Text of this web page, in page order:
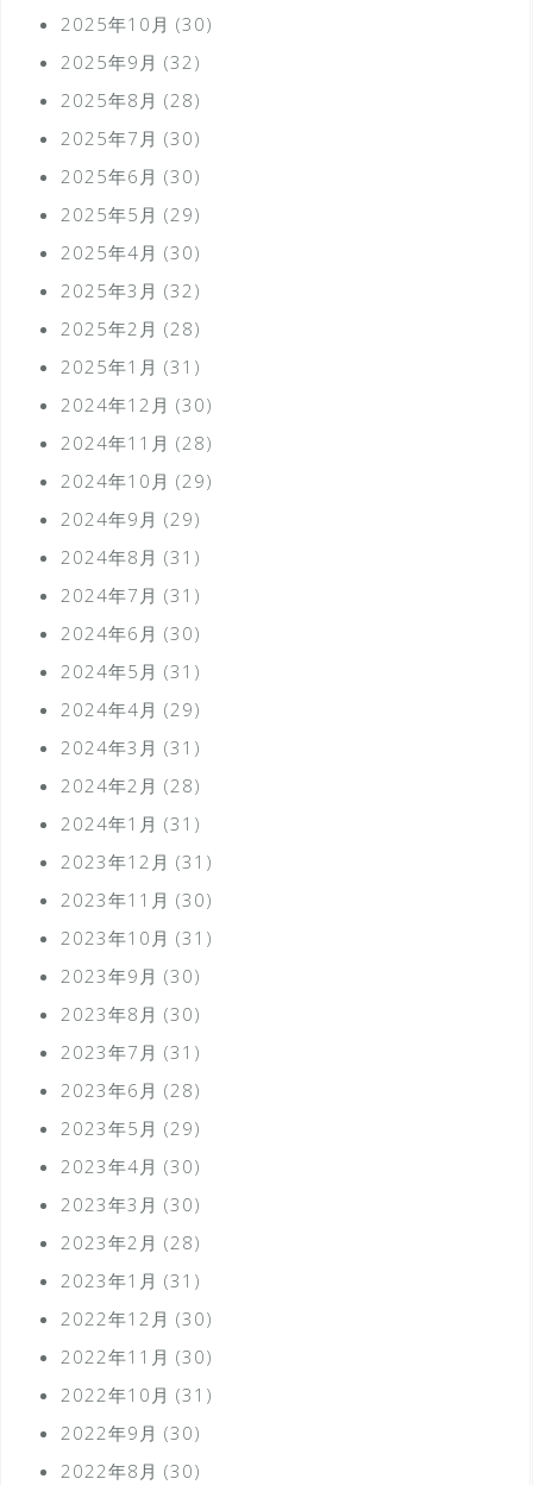
2025年10月 (30)
2025年9月 (32)
2025年8月 (28)
2025年7月 (30)
2025年6月 (30)
2025年5月 (29)
2025年4月 (30)
2025年3月 (32)
2025年2月 (28)
2025年1月 (31)
2024年12月 (30)
2024年11月 (28)
2024年10月 (29)
2024年9月 (29)
2024年8月 (31)
2024年7月 (31)
2024年6月 (30)
2024年5月 (31)
2024年4月 (29)
2024年3月 (31)
2024年2月 (28)
2024年1月 (31)
2023年12月 (31)
2023年11月 (30)
2023年10月 (31)
2023年9月 (30)
2023年8月 (30)
2023年7月 (31)
2023年6月 (28)
2023年5月 (29)
2023年4月 (30)
2023年3月 (30)
2023年2月 (28)
2023年1月 (31)
2022年12月 (30)
2022年11月 (30)
2022年10月 (31)
2022年9月 (30)
2022年8月 (30)